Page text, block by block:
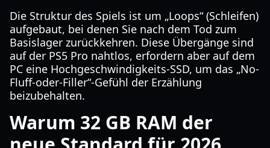
Die Struktur des Spiels ist um „Loops“ (Schleifen)
aufgebaut, bei denen Sie nach dem Tod zum
Basislager zurückkehren. Diese Übergänge sind
auf der PS5 Pro nahtlos, erfordern aber auf dem
PC eine Hochgeschwindigkeits-SSD, um das „No-
Fluff-oder-Filler“-Gefühl der Erzählung
beizubehalten.
Warum 32 GB RAM der